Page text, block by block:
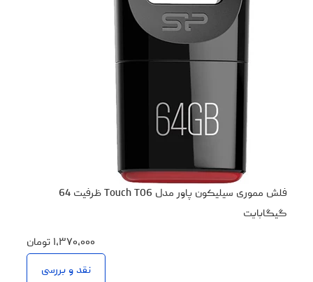
فلش مموری سیلیکون پاور مدل Touch T06 ظرفیت 64
گیگابایت
۱،۳۷۰،۰۰۰ تومان
نقد و بررسی